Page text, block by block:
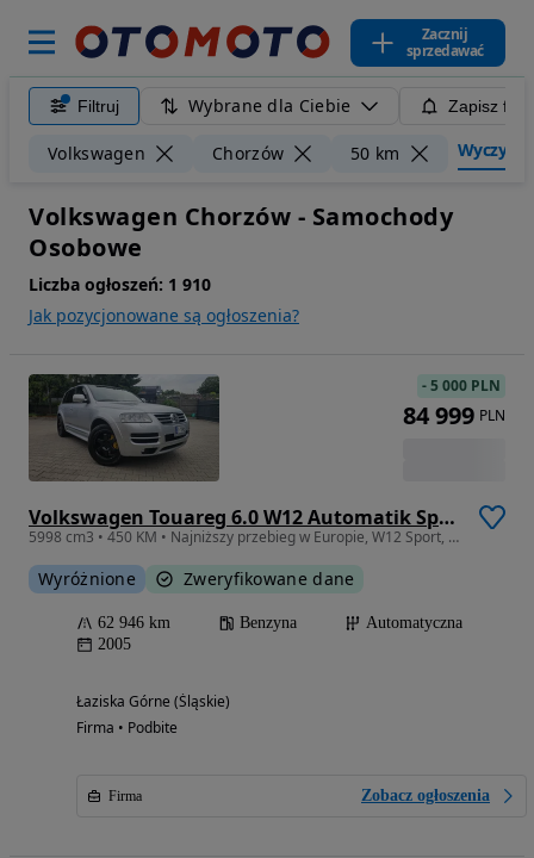
Zacznij
sprzedawać
Filtruj Wybrane dla Ciebie Zapisz
Volkswagen Chorzów 50 km Wyczyść
Volkswagen Chorzów - Samochody
Osobowe
Liczba ogłoszeń: 1 910
Jak pozycjonowane są ogłoszenia?
Volkswagen Touareg 6.0 W12 Automatik Sport
5998 cm3 • 450 KM • Najniższy przebieg w Europie, W12 Sport, Japonia
Wyróżnione Zweryfikowane dane
62 946 km Benzyna
Automatyczna
2005
Łaziska Górne (Śląskie)
Firma • Podbite
Firma Zobacz ogłoszenia
-5 000 PLN
84 999 PLN